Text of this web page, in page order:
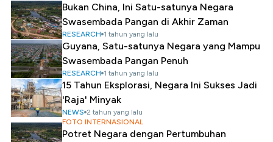
Bukan China, Ini Satu-satunya Negara
Swasembada Pangan di Akhir Zaman
RESEARCH 1 tahun yang lalu
Guyana, Satu-satunya Negara yang Mampu
Swasembada Pangan Penuh
RESEARCH 1 tahun yang lalu
15 Tahun Eksplorasi, Negara Ini Sukses Jadi
'Raja' Minyak
NEWS 2 tahun yang lalu
FOTO INTERNASIONAL
Potret Negara dengan Pertumbuhan